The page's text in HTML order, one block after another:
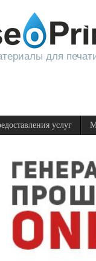
для
услуг